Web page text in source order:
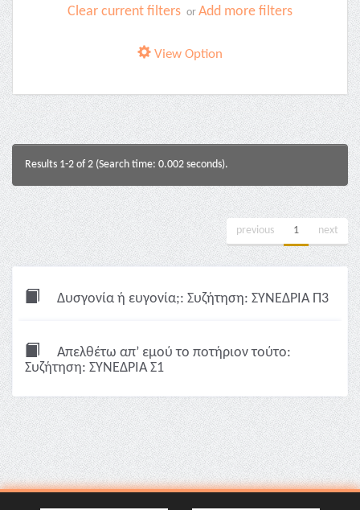
Clear current filters or Add more filters
View Option
Results 1-2 of 2 (Search time: 0.002 seconds).
previous 1 next
Δυσγονία ή ευγονία;: Συζήτηση: ΣΥΝΕΔΡΙΑ Π3
Απελθέτω απ’ εμού το ποτήριον τούτο:
Συζήτηση: ΣΥΝΕΔΡΙΑ Σ1